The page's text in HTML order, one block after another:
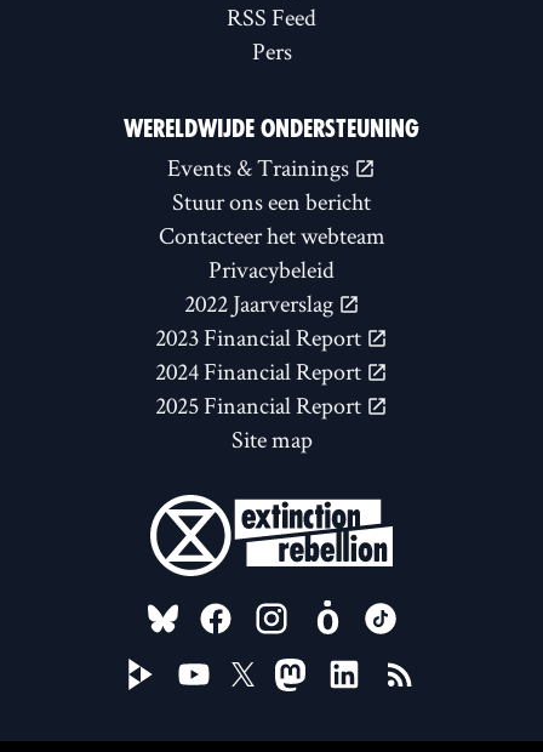
RSS Feed
Pers
WERELDWIJDE ONDERSTEUNING
Events & Trainings
Stuur ons een bericht
Contacteer het webteam
Privacybeleid
2022 Jaarverslag
2023 Financial Report
2024 Financial Report
2025 Financial Report
Site map
FOLLOW US ON